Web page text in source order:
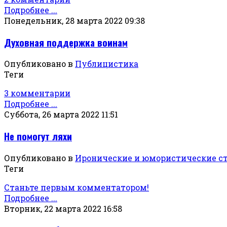
Подробнее ...
Понедельник, 28 марта 2022 09:38
Духовная поддержка воинам
Опубликовано в Публицистика
Теги
3 комментарии
Подробнее ...
Суббота, 26 марта 2022 11:51
Не помогут ляхи
Опубликовано в Иронические и юмористические
Теги
Станьте первым комментатором!
Подробнее ...
Вторник, 22 марта 2022 16:58